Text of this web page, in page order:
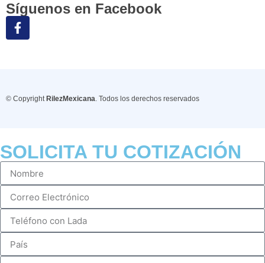
Síguenos en Facebook
© Copyright RilezMexicana. Todos los derechos reservados
SOLICITA TU COTIZACIÓN